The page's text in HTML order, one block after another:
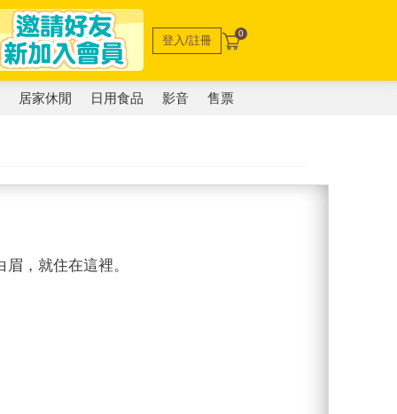
登入/註冊 0
居家休閒 日用食品 影音 售票
，就住在這裡。